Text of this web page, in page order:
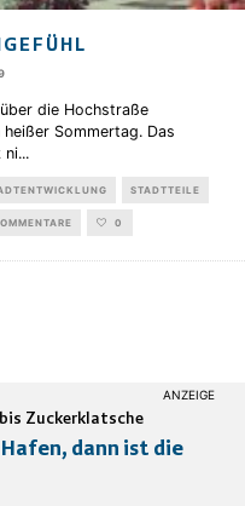
die Hochstraße
Sommertag. Das
ni...
STADTTEILE
0
Zuckerklatsche
dann ist die